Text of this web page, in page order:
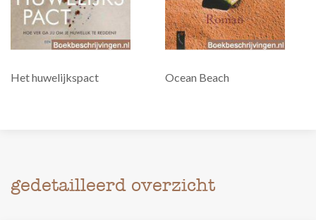
Het huwelijkspact Ocean Beach
gedetailleerd overzicht